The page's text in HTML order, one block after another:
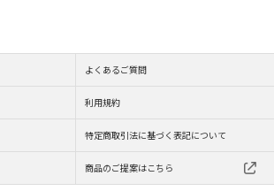
よくあるご質問
利用規約
特定商取引法に基づく表記について
商品のご提案はこちら